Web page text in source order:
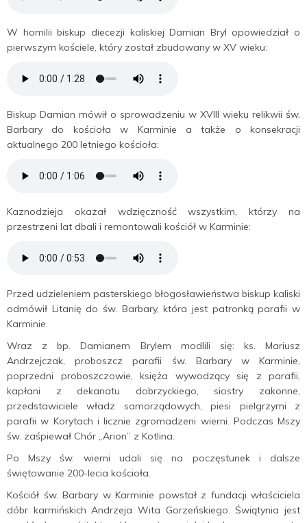
W homilii biskup diecezji kaliskiej Damian Bryl opowiedział o
pierwszym kościele, który został zbudowany w XV wieku:
Biskup Damian mówił o sprowadzeniu w XVIII wieku relikwii św.
Barbary do kościoła w Karminie a także o konsekracji
aktualnego 200 letniego kościoła:
Kaznodzieja okazał wdzięczność wszystkim, którzy na
przestrzeni lat dbali i remontowali kościół w Karminie:
Przed udzieleniem pasterskiego błogosławieństwa biskup kaliski
odmówił Litanię do św. Barbary, która jest patronką parafii w
Karminie.
Wraz z bp. Damianem Brylem modlili się: ks. Mariusz
Andrzejczak, proboszcz parafii św. Barbary w Karminie,
poprzedni proboszczowie, księża wywodzący się z parafii,
kapłani z dekanatu dobrzyckiego, siostry zakonne,
przedstawiciele władz samorządowych, piesi pielgrzymi z
parafii w Korytach i licznie zgromadzeni wierni. Podczas Mszy
św. zaśpiewał Chór „Arion” z Kotlina.
Po Mszy św. wierni udali się na poczęstunek i dalsze
świętowanie 200-lecia kościoła.
Kościół św. Barbary w Karminie powstał z fundacji właściciela
dóbr karmińskich Andrzeja Wita Gorzeńskiego. Świątynia jest